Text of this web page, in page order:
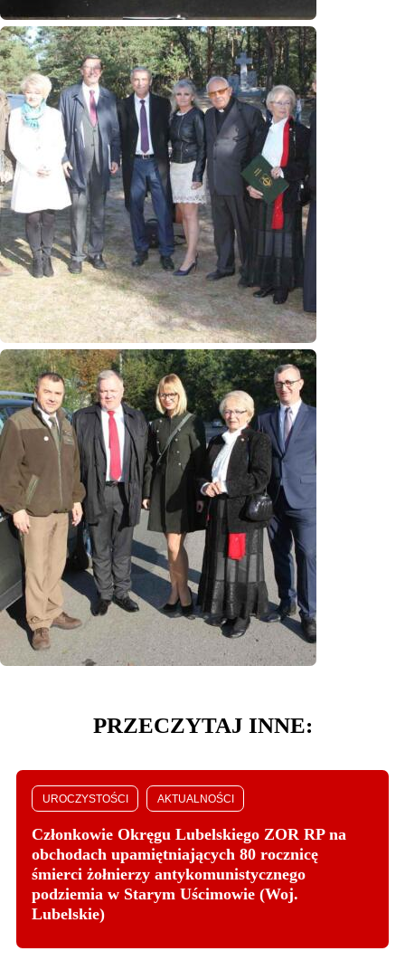
PRZECZYTAJ INNE:
UROCZYSTOŚCI AKTUALNOŚCI
Członkowie Okręgu Lubelskiego ZOR RP na
obchodach upamiętniających 80 rocznicę
śmierci żołnierzy antykomunistycznego
podziemia w Starym Uścimowie (Woj.
Lubelskie)